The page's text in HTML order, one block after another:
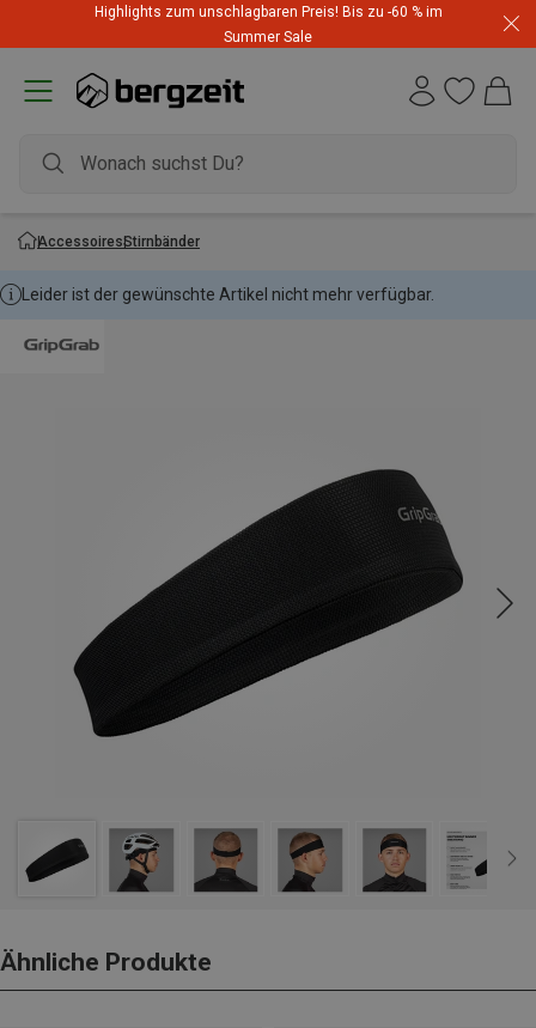
Highlights zum unschlagbaren Preis! Bis zu -60 % im
Summer Sale
AccessoiresStirnbänder
Leider ist der gewünschte Artikel nicht mehr verfügbar.
Ähnliche Produkte